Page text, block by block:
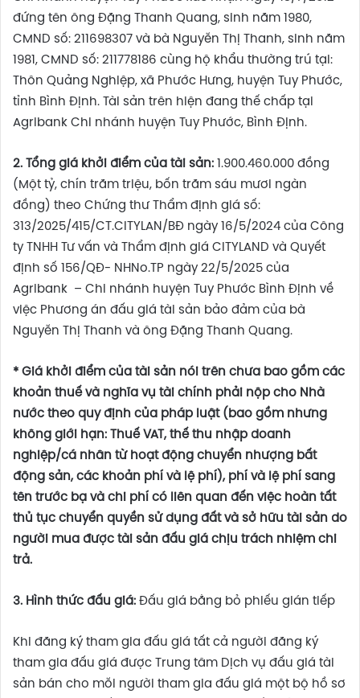
đứng tên ông Đặng Thanh Quang, sinh năm 1980,
CMND số: 211698307 và bà Nguyễn Thị Thanh, sinh năm
1981, CMND số: 211778186 cùng hộ khẩu thường trú tại:
Thôn Quảng Nghiệp, xã Phước Hưng, huyện Tuy Phước,
tỉnh Bình Định. Tài sản trên hiện đang thế chấp tại
Agribank Chi nhánh huyện Tuy Phước, Bình Định.
2. Tổng giá khởi điểm của tài sản: 1.900.460.000 đồng
(Một tỷ, chín trăm triệu, bốn trăm sáu mươi ngàn
đồng) theo Chứng thư Thẩm định giá số:
313/2025/415/CT.CITYLAN/BĐ ngày 16/5/2024 của Công
ty TNHH Tư vấn và Thẩm định giá CITYLAND và Quyết
định số 156/QĐ- NHNo.TP ngày 22/5/2025 của
Agribank – Chi nhánh huyện Tuy Phước Bình Định về
việc Phương án đấu giá tài sản bảo đảm của bà
Nguyễn Thị Thanh và ông Đặng Thanh Quang.
* Giá khởi điểm của tài sản nói trên chưa bao gồm các
khoản thuế và nghĩa vụ tài chính phải nộp cho Nhà
nước theo quy định của pháp luật (bao gồm nhưng
không giới hạn: Thuế VAT, thế thu nhập doanh
nghiệp/cá nhân từ hoạt động chuyển nhượng bất
động sản, các khoản phí và lệ phí), phí và lệ phí sang
tên trước bạ và chi phí có liên quan đến việc hoàn tất
thủ tục chuyển quyền sử dụng đất và sở hữu tài sản do
người mua được tài sản đấu giá chịu trách nhiệm chi
trả.
3. Hình thức đấu giá: Đấu giá bằng bỏ phiếu gián tiếp
Khi đăng ký tham gia đấu giá tất cả người đăng ký
tham gia đấu giá được Trung tâm Dịch vụ đấu giá tài
sản bán cho mỗi người tham gia đấu giá một bộ hồ sơ